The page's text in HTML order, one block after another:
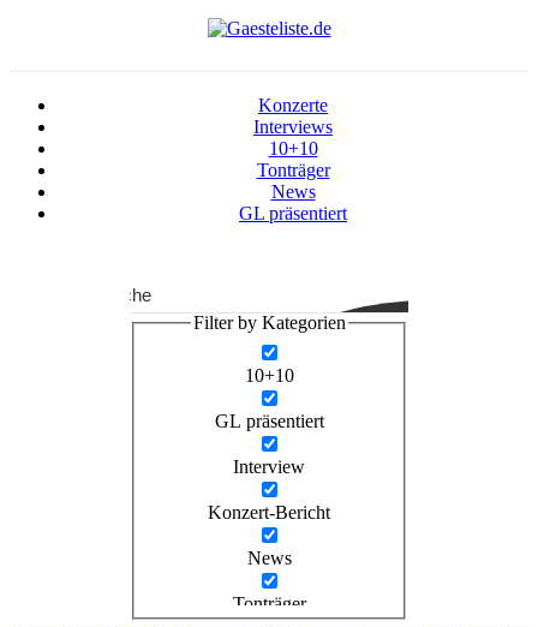
Konzerte
Interviews
10+10
Tonträger
News
GL präsentiert
Suche
Filter by Kategorien
10+10
GL präsentiert
Interview
Konzert-Bericht
News
Tonträger